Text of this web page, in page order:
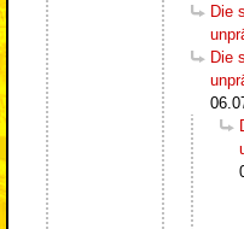
Die
Die